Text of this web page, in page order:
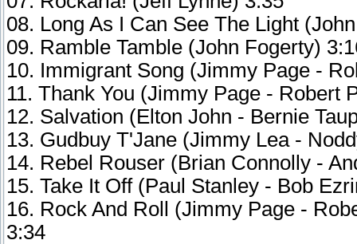
08. Long As I Can See The Light
09. Ramble Tamble (John Fogerty)
10. Immigrant Song (Jimmy Page -
11. Thank You (Jimmy Page - Robert
12. Salvation (Elton John - Bernie
13. Gudbuy T'Jane (Jimmy Lea -
14. Rebel Rouser (Brian Connolly -
15. Take It Off (Paul Stanley - Bob
16. Rock And Roll (Jimmy Page -
3:34